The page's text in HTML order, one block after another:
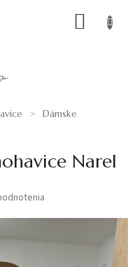
Dámske
Narel